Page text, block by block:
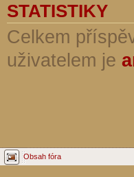
STATISTIKY
Celkem
uživatelem je
Obsah fóra